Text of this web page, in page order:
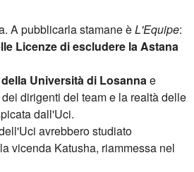
A pubblicarla stamane èL'Equipe:
Licenze di escludere la Astana
Università di Losannae
dirigenti del team e la realtà delle
dall'Uci.
avrebbero studiato
vicenda Katusha, riammessa nel